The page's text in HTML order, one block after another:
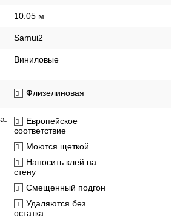
10.05 м
Samui2
Виниловые
Флизелиновая
Европейское
соответствие
Моются щеткой
Наносить клей на
стену
Смещенный подгон
Удаляются без
остатка